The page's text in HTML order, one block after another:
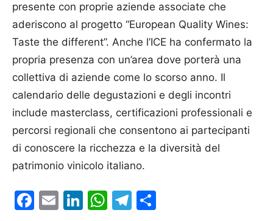
presente con proprie aziende associate che
aderiscono al progetto “European Quality Wines:
Taste the different”. Anche l’ICE ha confermato la
propria presenza con un’area dove porterà una
collettiva di aziende come lo scorso anno. Il
calendario delle degustazioni e degli incontri
include masterclass, certificazioni professionali e
percorsi regionali che consentono ai partecipanti
di conoscere la ricchezza e la diversità del
patrimonio vinicolo italiano.
Facebook
EmailLinkedIn
WhatsApp
Telegram